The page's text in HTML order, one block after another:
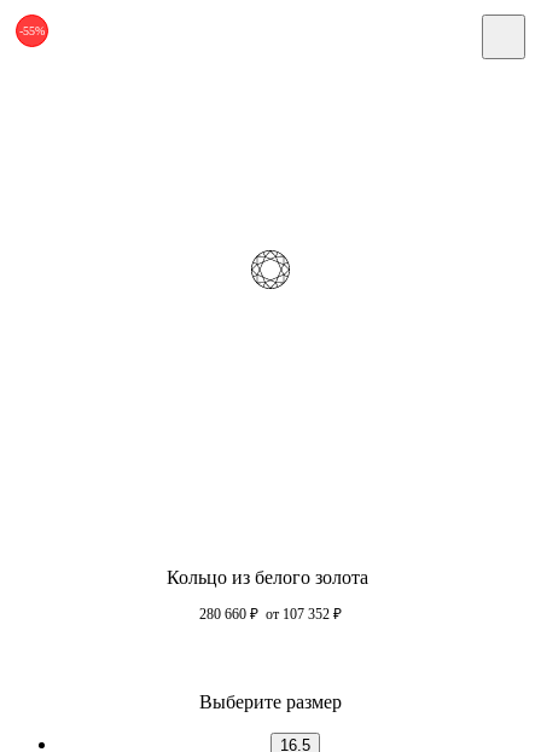
-55%
Кольцо из белого золота
280 660 ₽ от 107 352 ₽
Выберите размер
16.5